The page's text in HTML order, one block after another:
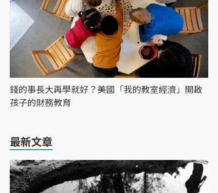
錢的事長大再學就好？美國「我的教室經濟」開啟
孩子的財務教育
最新文章